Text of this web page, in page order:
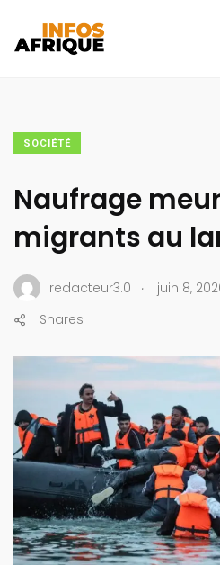
SOCIÉTÉ
Naufrage
migrants au
redacteur3.0 . juin 8,
Shares